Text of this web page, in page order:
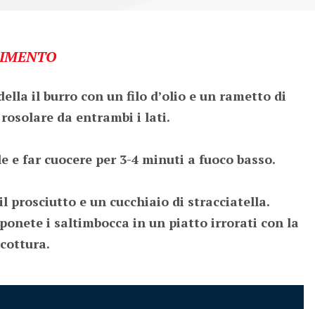
il burro con un filo d’olio e un rametto di
da entrambi i lati.
far cuocere per 3-4 minuti a fuoco basso.
prosciutto e un cucchiaio di stracciatella.
i saltimbocca in un piatto irrorati con la